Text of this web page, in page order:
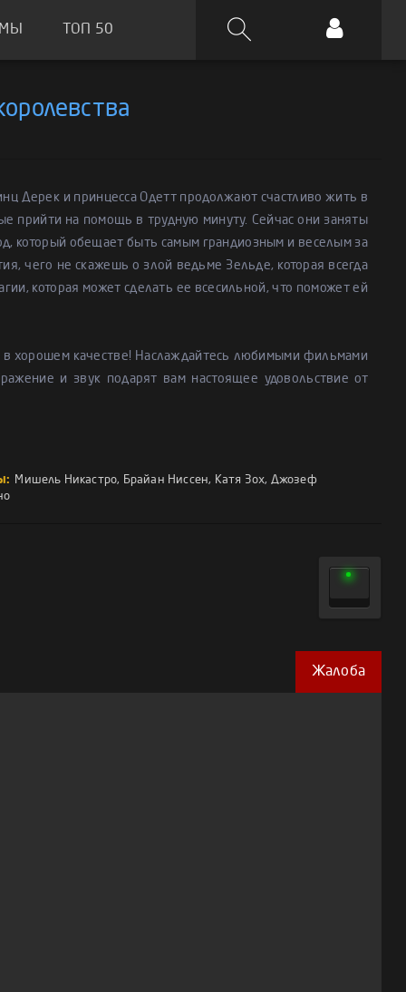
ТОП 50
Дерек и принцесса Одетт продолжают счастливо жить в
прийти на помощь в трудную минуту. Сейчас они заняты
который обещает быть самым грандиозным и веселым за
чего не скажешь о злой ведьме Зельде, которая всегда
которая может сделать ее всесильной, что поможет ей
в хорошем качестве! Наслаждайтесь любимыми фильмами
и звук подарят вам настоящее удовольствие от
Мишель Никастро, Брайан Ниссен, Катя Зох, Джозеф
Жалоба